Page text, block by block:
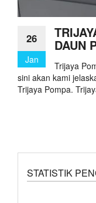
26
Jan
DAUN
Trijaya
sini akan kami
Trijaya Pompa.
STATISTIK